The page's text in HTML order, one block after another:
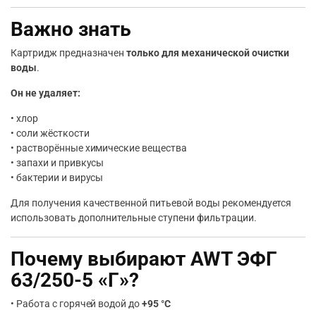
Важно знать
Картридж предназначентолько для механической очистки
воды.
Он не удаляет:
• хлор
• соли жёсткости
• растворённые химические вещества
• запахи и привкусы
• бактерии и вирусы
Для получения качественной питьевой воды рекомендуется
использовать дополнительные ступени фильтрации.
Почему выбирают AWT ЭФГ
63/250-5 «Г»?
• Работа с горячей водой до+95 °C